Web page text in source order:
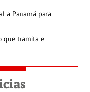
a Panamá para
que tramita el